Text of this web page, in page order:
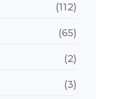
(112)
(65)
(2)
(3)